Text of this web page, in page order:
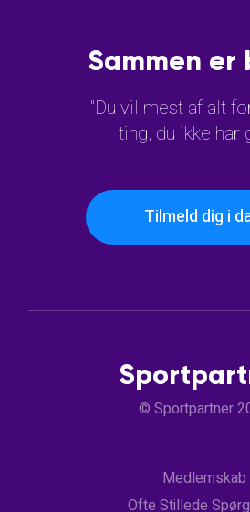
Sammen er
"Du vil mest af alt
ting, du ikke har
Tilmeld dig i
© Sportpartner
Medlemskab
Ofte Stillede